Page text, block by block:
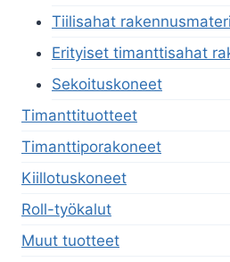
Tiilisahat
Erityiset timanttisahat
Sekoituskoneet
Timanttituotteet
Timanttiporakoneet
Kiillotuskoneet
Roll-työkalut
Muut tuotteet